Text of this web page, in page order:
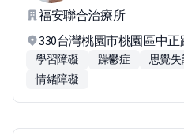
福安聯合治療所
330台灣桃園市桃園區中正
學習障礙 躁鬱症 思覺
情緒障礙